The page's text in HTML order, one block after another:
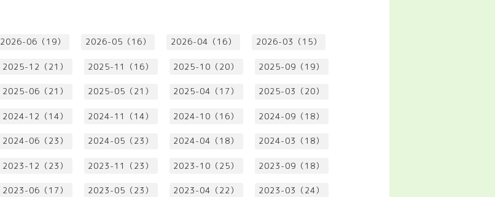
2026-06（19） 2026-05（16） 2026-04（16） 2026-03（15）
2025-12（21） 2025-11（16） 2025-10（20） 2025-09（19）
2025-06（21） 2025-05（21） 2025-04（17） 2025-03（20）
2024-12（14） 2024-11（14） 2024-10（16） 2024-09（18）
2024-06（23） 2024-05（23） 2024-04（18） 2024-03（18）
2023-12（23） 2023-11（23） 2023-10（25） 2023-09（18）
2023-06（17） 2023-05（23） 2023-04（22） 2023-03（24）